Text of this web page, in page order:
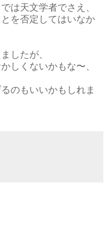
は天文学者でさえ、
を否定してはいなか
したが、
しくないかもな〜、
のもいいかもしれま